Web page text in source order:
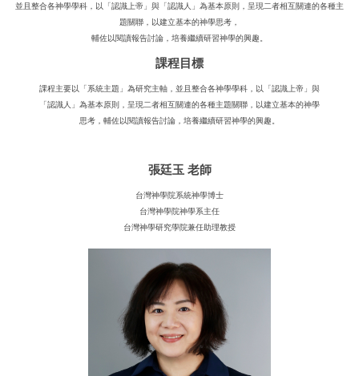
並且整合各神學學科，以「認識上帝」與「認識人」為基本原則，呈現二者相互關連的各種主
題關聯，以建立基本的神學思考，
輔佐以閱讀報告討論，培養繼續研習神學的興趣。
課程目標
課程主要以「系統主題」為研究主軸，並且整合各神學學科，以「認識上帝」與
「認識人」為基本原則，呈現二者相互關連的各種主題關聯，以建立基本的神學
思考，輔佐以閱讀報告討論，培養繼續研習神學的興趣。
張廷玉 老師
台灣神學院系統神學博士
台灣神學院神學系主任
台灣神學研究學院兼任助理教授